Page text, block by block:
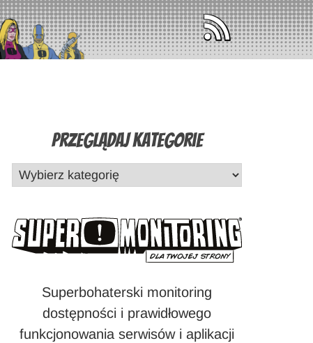
Przeglądaj Kategorie
Superbohaterski monitoring
dostępności i prawidłowego
funkcjonowania serwisów i aplikacji